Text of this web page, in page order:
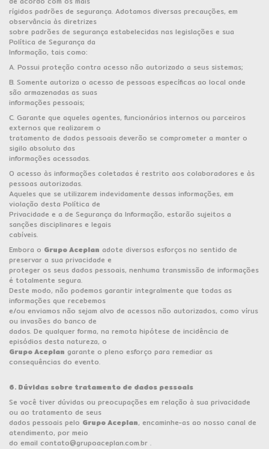
rígidos padrões de segurança. Adotamos diversas precauções, em
observância às diretrizes
sobre padrões de segurança estabelecidas nas legislações e sua
Política de Segurança da
Informação, tais como:
A. Possui proteção contra acesso não autorizado a seus sistemas;
B. Somente autoriza o acesso de pessoas específicas ao local onde
são armazenadas as suas
informações pessoais;
C. Garante que aqueles agentes, funcionários internos ou parceiros
externos que realizarem o
tratamento de dados pessoais deverão se comprometer a manter o
sigilo absoluto das
informações acessadas.
O acesso às informações coletadas é restrito aos colaboradores e às
pessoas autorizadas.
Aqueles que se utilizarem indevidamente dessas informações, em
violação desta Política de
Privacidade e a de Segurança da Informação, estarão sujeitos a
sanções disciplinares e legais
cabíveis.
Embora o Grupo Aceplan adote diversos esforços no sentido de
preservar a sua privacidade e
proteger os seus dados pessoais, nenhuma transmissão de informações
é totalmente segura.
Deste modo, não podemos garantir integralmente que todas as
informações que recebemos
e/ou enviamos não sejam alvo de acessos não autorizados, como vírus
ou invasões do banco de
dados. De qualquer forma, na remota hipótese de incidência de
episódios desta natureza, o
Grupo Aceplan garante o pleno esforço para remediar as
consequências do evento.
6. Dúvidas sobre tratamento de dados pessoais
Se você tiver dúvidas ou preocupações em relação à sua privacidade
ou ao tratamento de seus
dados pessoais pelo Grupo Aceplan, encaminhe-as ao nosso canal de
atendimento, por meio
do email contato@grupoaceplan.com.br .